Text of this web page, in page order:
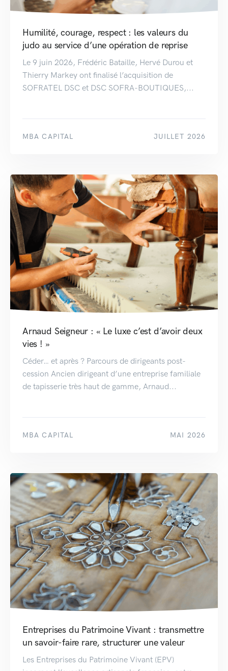
Humilité, courage, respect : les valeurs du
judo au service d’une opération de reprise
Le 9 juin 2026, Frédéric Bataille, Hervé Durou et
Thierry Markey ont finalisé l’acquisition de
SOFRATEL DSC et DSC SOFRA-BOUTIQUES,...
MBA CAPITAL JUILLET 2026
Arnaud Seigneur : « Le luxe c’est d’avoir deux
vies ! »
Céder… et après ? Parcours de dirigeants post-
cession Ancien dirigeant d’une entreprise familiale
de tapisserie très haut de gamme, Arnaud...
MBA CAPITAL MAI 2026
Entreprises du Patrimoine Vivant : transmettre
un savoir-faire rare, structurer une valeur
Les Entreprises du Patrimoine Vivant (EPV)